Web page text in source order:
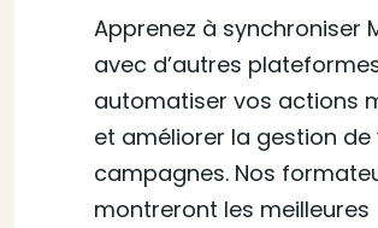
Apprenez à synchroniser
avec d’autres
automatiser vos actions
et améliorer la gestion de
campagnes. Nos
montreront les meilleures